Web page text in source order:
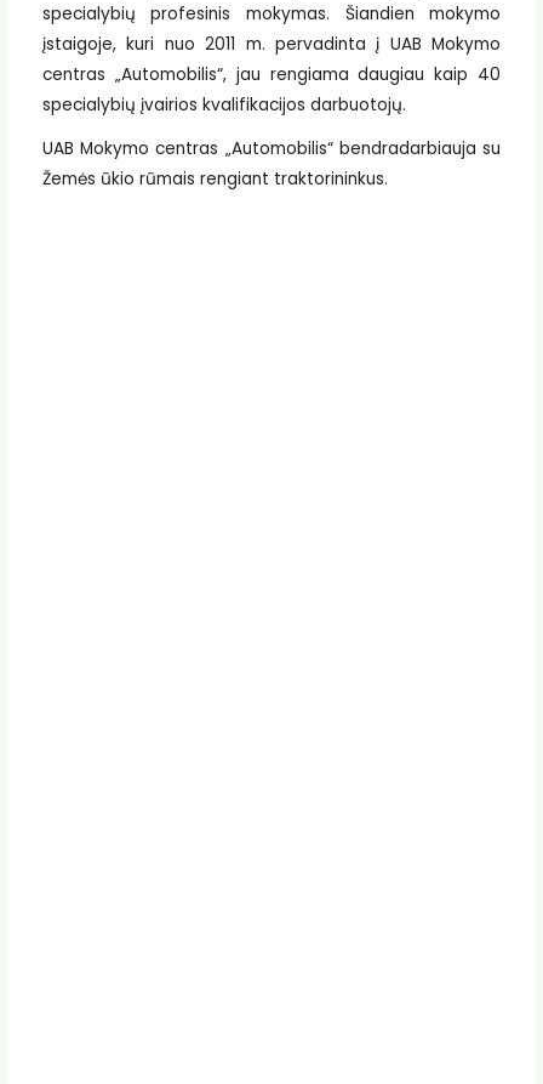
specialybių profesinis mokymas. Šiandien mokymo
įstaigoje, kuri nuo 2011 m. pervadinta į UAB Mokymo
centras „Automobilis“, jau rengiama daugiau kaip 40
specialybių įvairios kvalifikacijos darbuotojų.
UAB Mokymo centras „Automobilis“ bendradarbiauja su
Žemės ūkio rūmais rengiant traktorininkus.